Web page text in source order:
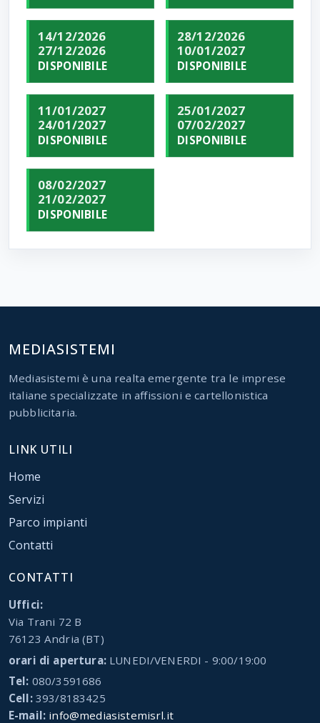
14/12/2026
27/12/2026
DISPONIBILE
28/12/2026
10/01/2027
DISPONIBILE
11/01/2027
24/01/2027
DISPONIBILE
25/01/2027
07/02/2027
DISPONIBILE
08/02/2027
21/02/2027
DISPONIBILE
MEDIASISTEMI
Mediasistemi è una realta emergente tra le imprese
italiane specializzate in affissioni e cartellonistica
pubblicitaria.
LINK UTILI
Home
Servizi
Parco impianti
Contatti
CONTATTI
Uffici:
Via Trani 72 B
76123 Andria (BT)
orari di apertura:LUNEDI/VENERDI - 9:00/19:00
Tel: 080/3591686
Cell:393/8183425
E-mail: info@mediasistemisrl.it